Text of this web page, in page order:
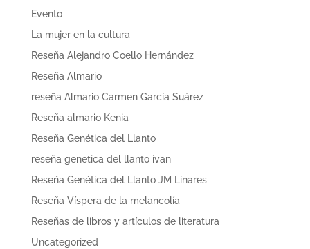
Evento
La mujer en la cultura
Reseña Alejandro Coello Hernández
Reseña Almario
reseña Almario Carmen García Suárez
Reseña almario Kenia
Reseña Genética del Llanto
reseña genetica del llanto ivan
Reseña Genética del Llanto JM Linares
Reseña Víspera de la melancolía
Reseñas de libros y artículos de literatura
Uncategorized